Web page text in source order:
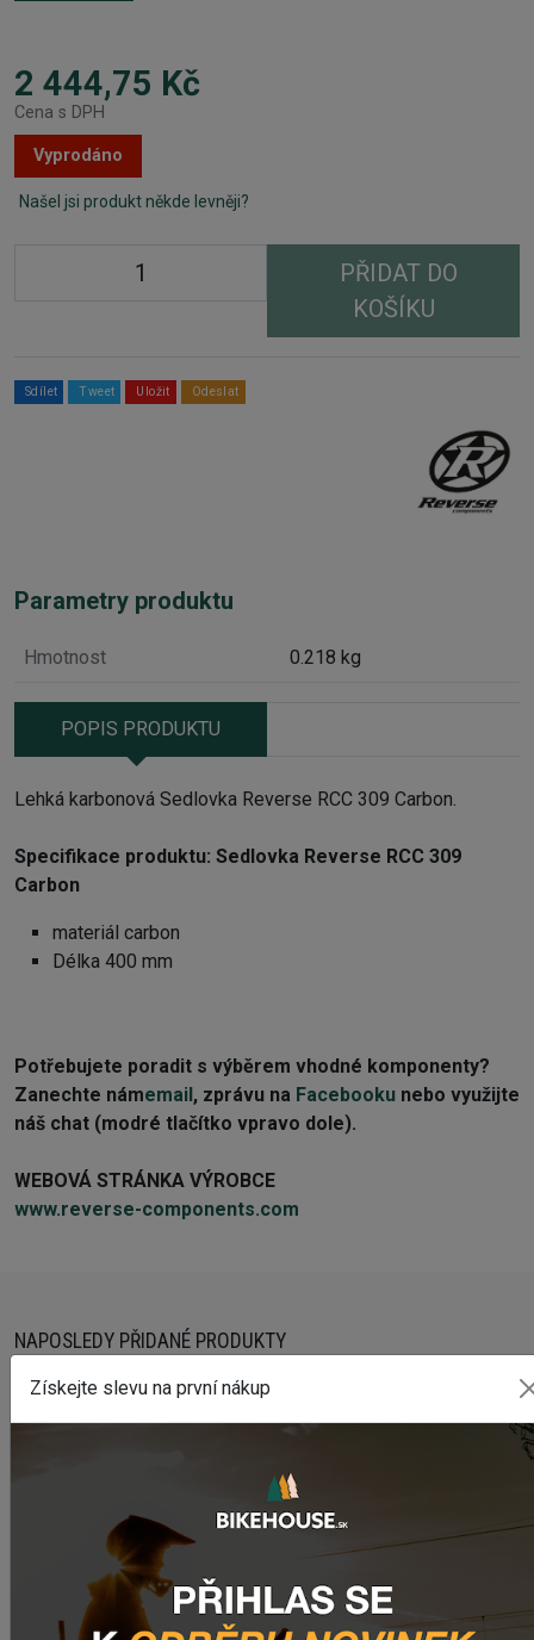
2 444,75 Kč
Cena s DPH
Vyprodáno
Našel jsi produkt někde levněji?
PŘIDAT DO
KOŠÍKU
Sdílet Tweet Uložit Odeslat
Parametry produktu
Hmotnost 0.218 kg
POPIS PRODUKTU
Lehká karbonová Sedlovka Reverse RCC 309 Carbon.
Specifikace produktu: Sedlovka Reverse RCC 309
Carbon
materiál carbon
Délka 400 mm
Potřebujete poradit s výběrem vhodné komponenty?
Zanechte námemail , zprávu na Facebooku nebo využijte
náš chat (modré tlačítko vpravo dole).
WEBOVÁ STRÁNKA VÝROBCE
www.reverse-components.com
NAPOSLEDY PŘIDANÉ PRODUKTY
Zadné svetlo CRUSSIS CRS 20
503,69 Kč
Dres CRUSSIS
Získejte slevu na první nákup